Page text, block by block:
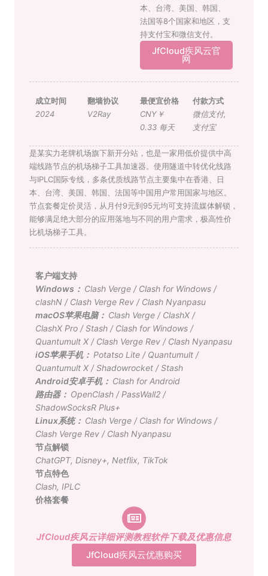
本、台湾、美国、韩国、
法国等8个国家和地区，支
持支付宝和微信支付。
JfCloud疾风云官
网
成立时间
2024
翻墙协议
V2Ray
最便宜价格
CNY￥
0.33 每天
付款方式
微信支付,
支付宝
是某实力老牌机场旗下新开分站，也是一家用低价提供中高
端线路节点的机场梯子工具加速器。使用隧道中转优化线路
与IPLC国际专线，多条优质线路节点主要集中在香港、日
本、台湾、美国、韩国、法国等中国用户常用国家与地区。
节点套餐定价灵活，从月付9元到95元均可支持流媒体解锁，
能够满足绝大部分的应用落地与不同的用户需求，极高性价
比机场梯子工具。
客户端支持
Windows： Clash Verge/ Clash for Windows/
clashN/ Clash Verge Rev/ Clash Nyanpasu
macOS苹果电脑： Clash Verge/ ClashX/
ClashX Pro/Stash/ Clash for Windows/
Quantumult X/ Clash Verge Rev/ Clash Nyanpasu
iOS苹果手机： Potatso Lite/ Quantumult/
Quantumult X/Shadowrocket/Stash
Android安卓手机： Clash for Android
路由器： OpenClash/ PassWall2/
ShadowSocksR Plus+
Linux系统： Clash Verge/ Clash for Windows/
Clash Verge Rev/ Clash Nyanpasu
节点解锁
ChatGPT, Disney+, Netflix, TikTok
节点特色
Clash, IPLC
价格套餐
JfCloud疾风云详细评测教程软件下载及优惠信息
JfCloud疾风云优惠购买